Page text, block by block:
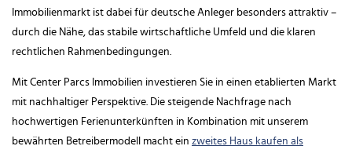
Immobilienmarkt ist dabei für deutsche Anleger besonders attraktiv –
durch die Nähe, das stabile wirtschaftliche Umfeld und die klaren
rechtlichen Rahmenbedingungen.
Mit Center Parcs Immobilien investieren Sie in einen etablierten Markt
mit nachhaltiger Perspektive. Die steigende Nachfrage nach
hochwertigen Ferienunterkünften in Kombination mit unserem
bewährten Betreibermodell macht ein zweites Haus kaufen als